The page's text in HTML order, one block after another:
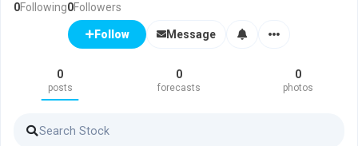
0Following0Followers
Follow Message
0
posts
0
forecasts
0
photos